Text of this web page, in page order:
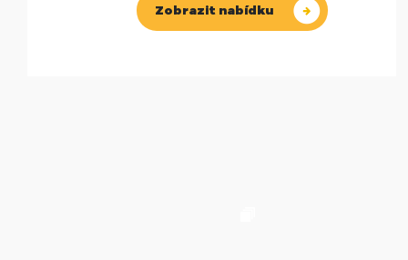
Zobrazit nabídku